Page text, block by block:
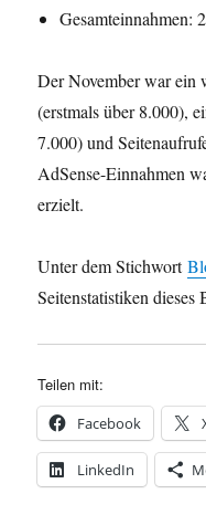
Gesamteinnahmen:
Der November war ein
(erstmals über 8.000),
7.000) und
AdSense-Einnahmen
erzielt.
Unter dem Stichwort
Seitenstatistiken dieses
Teilen mit:
Facebook
LinkedIn